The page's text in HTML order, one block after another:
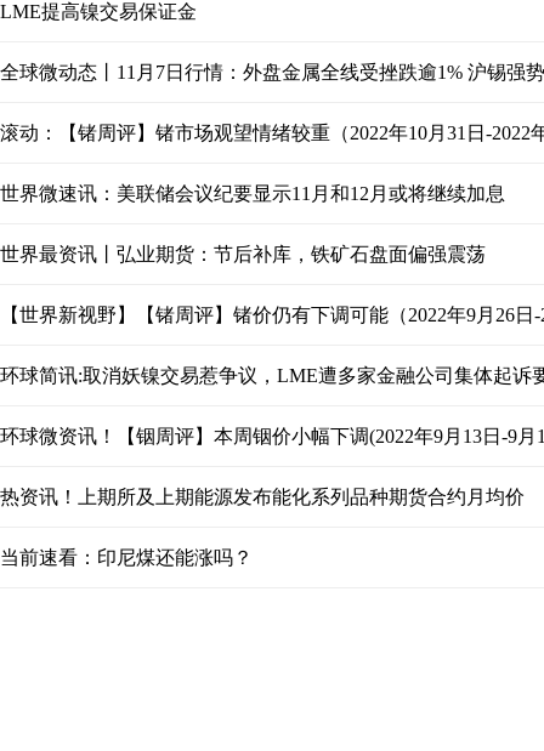
LME提高镍交易保证金
全球微动态丨11月7日行情：外盘金属全线受挫跌逾1% 沪锡强
滚动：【锗周评】锗市场观望情绪较重（2022年10月31日-2022
世界微速讯：美联储会议纪要显示11月和12月或将继续加息
世界最资讯丨弘业期货：节后补库，铁矿石盘面偏强震荡
【世界新视野】【锗周评】锗价仍有下调可能（2022年9月26日
环球简讯:取消妖镍交易惹争议，LME遭多家金融公司集体起诉
环球微资讯！【铟周评】本周铟价小幅下调(2022年9月13日-9月
热资讯！上期所及上期能源发布能化系列品种期货合约月均价
当前速看：印尼煤还能涨吗？